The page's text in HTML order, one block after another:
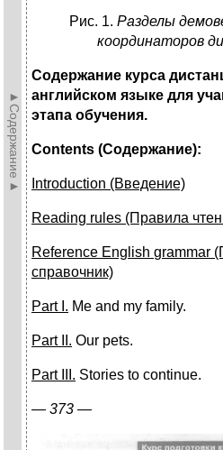
►Содержание►
Рис. 1. Разделы
координаторов
Содержание курса
английском языке для
этапа обучения.
Contents (Содержание):
Introduction (Введение)
Reading rules (Правила
Reference English grammar
справочник)
Part I. Me and my family.
Part II. Our pets.
Part III. Stories to continue.
— 373 —